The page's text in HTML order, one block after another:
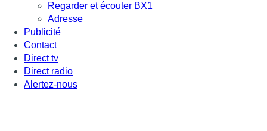
Regarder et écouter BX1
Adresse
Publicité
Contact
Direct tv
Direct radio
Alertez-nous